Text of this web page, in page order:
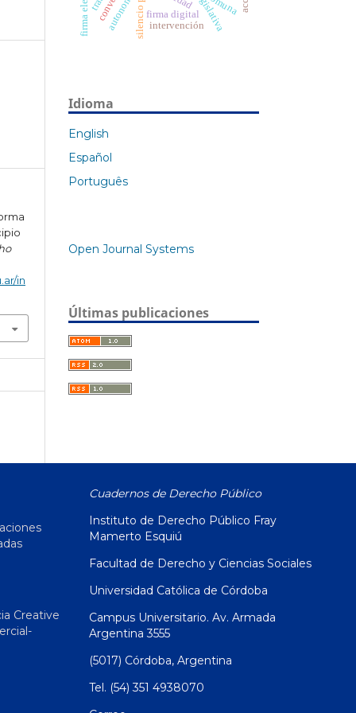
in
firma digital
intervención
Idioma
English
Español
Português
Open Journal Systems
Últimas publicaciones
Creative
Cuadernos de Derecho Público
Instituto de Derecho Público Fray
Mamerto Esquiú
Facultad de Derecho y Ciencias Sociales
Universidad Católica de Córdoba
Campus Universitario. Av. Armada
Argentina 3555
(5017) Córdoba, Argentina
Tel. (54) 351 4938070